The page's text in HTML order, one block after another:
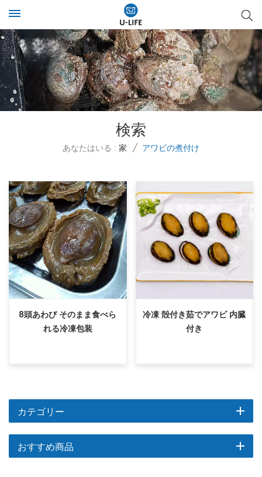
検索
あなたはいる : 家 / アワビの煮付け
8頭あわび そのまま食べら
れる冷凍包装
冷凍 殻付き茹でアワビ 内臓
付き
カテゴリー
おすすめ商品